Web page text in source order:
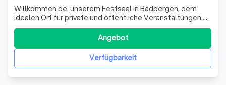
Willkommen bei unserem Festsaal in Badbergen, dem
idealen Ort für private und öffentliche Veranstaltungen.
Mit unserer langjährigen Erfahrung und Leidenschaft für
Gastfreundschaft bieten wir Ihnen einen unvergesslichen
Rahmen für Ihre Feierlichkeiten. Ob Hochzeiten,
Geburtstage, Jubiläen oder Firmen
Verfügbarkeit
Angebot